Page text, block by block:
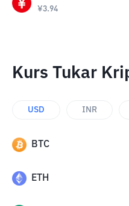
¥3.94
Kurs Tukar
USD INR
BTC
ETH